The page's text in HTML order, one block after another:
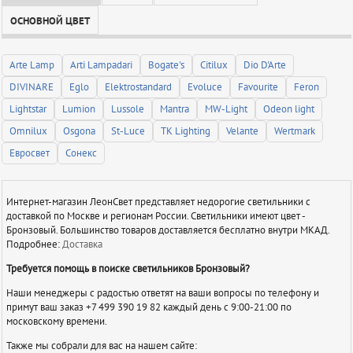
ОСНОВНОЙ ЦВЕТ
Arte Lamp Arti Lampadari Bogate's Citilux
Dio D'Arte
DIVINARE
Eglo Elektrostandard Evoluce Favourite
Feron
Lightstar
Lumion Lussole Mantra MW-Light
Odeon light
Omnilux
Osgona St-Luce TK Lighting Velante
Wertmark
Евросвет
Сонекс
Интернет-магазин ЛеонСвет представляет недорогие светильники с
доставкой по Москве и регионам России. Светильники имеют цвет -
Бронзовый. Большинство товаров доставляется бесплатно внутри МКАД.
Подробнее:Доставка
Требуется помощь в поиске светильников Бронзовый?
Наши менеджеры с радостью ответят на ваши вопросы по телефону и
примут ваш заказ +7 499 390 19 82 каждый день с 9:00-21:00 по
московскому времени.
Также мы собрали для вас на нашем сайте: